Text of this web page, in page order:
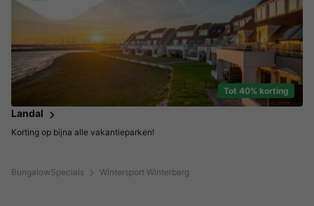
BungalowSpecials Wintersport Winterberg
Tot 40% korting
Landal
Korting op bijna alle vakantieparken!